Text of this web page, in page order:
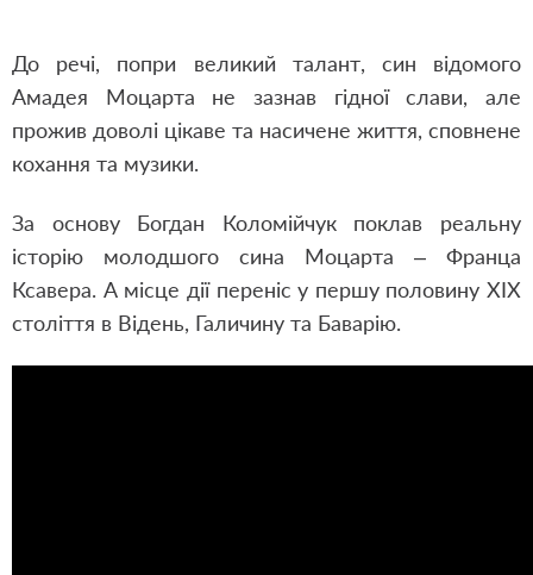
До речі, попри великий талант, син відомого
Амадея Моцарта не зазнав гідної слави, але
прожив доволі цікаве та насичене життя, сповнене
кохання та музики.
За основу Богдан Коломійчук поклав реальну
історію молодшого сина Моцарта – Франца
Ксавера. А місце дії переніс у першу половину ХІХ
століття в Відень, Галичину та Баварію.